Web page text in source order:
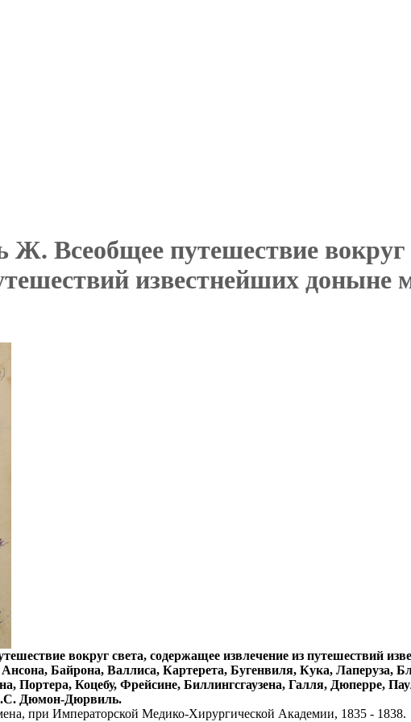
Всеобщее путешествие вокруг
известнейших доныне
вокруг света, содержащее извлечение из путешествий
Байрона, Валлиса, Картерета, Бугенвиля, Кука, Лаперуза,
Портера, Коцебу, Фрейсине, Биллингсгаузена, Галля, Дюперре,
Дюмон-Дюрвиль.
при Императорской Медико-Хирургической Академии, 1835 - 1838.